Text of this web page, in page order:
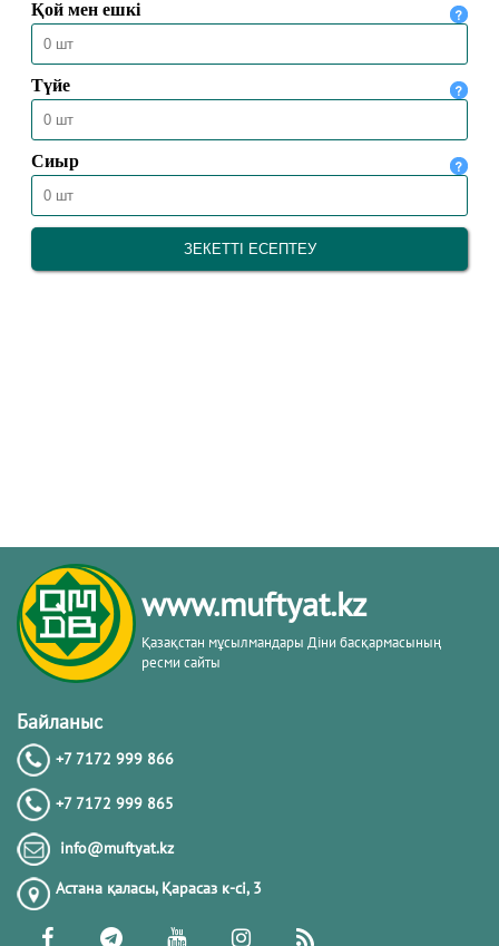
www.muftyat.kz
Қазақстан мұсылмандары Діни басқармасының
ресми сайты
Байланыс
+7 7172 999 866
+7 7172 999 865
info@muftyat.kz
Астана қаласы, Қарасаз к-сi, 3